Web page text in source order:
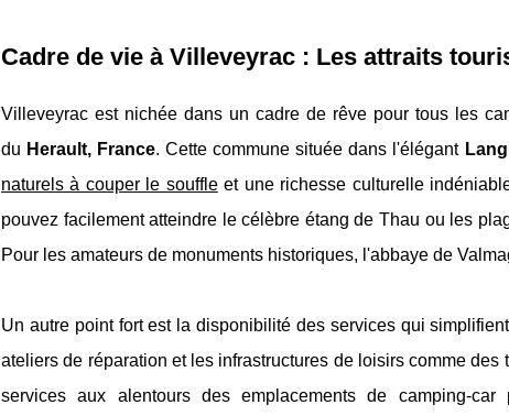
Cadre de vie à Villeveyrac : Les attraits
Villeveyrac est nichée dans un cadre de rêve pour tous les
du Herault, France. Cette commune située dans l'élégant
naturels à couper le souffleet une richesse culturelle
pouvez facilement atteindre le célèbre étang de Thau ou les
Pour les amateurs de monuments historiques, l'abbaye de
Un autre point fort est la disponibilité des services qui
ateliers de réparation et les infrastructures de loisirs comme des
services aux alentours des emplacements de camping-